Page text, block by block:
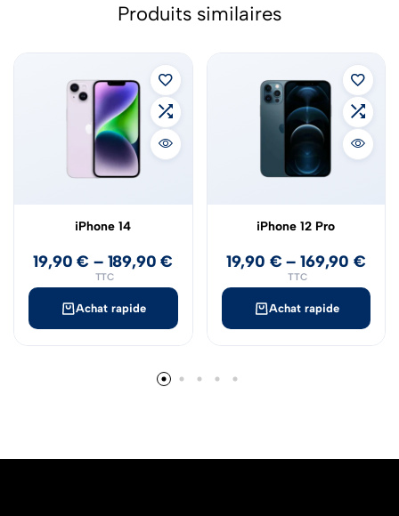
Produits similaires
Achat rapide
iPhone 14
19,90€ – 189,90€
TTC
Achat rapide
iPhone 12 Pro
19,90 € –169,90 €
TTC